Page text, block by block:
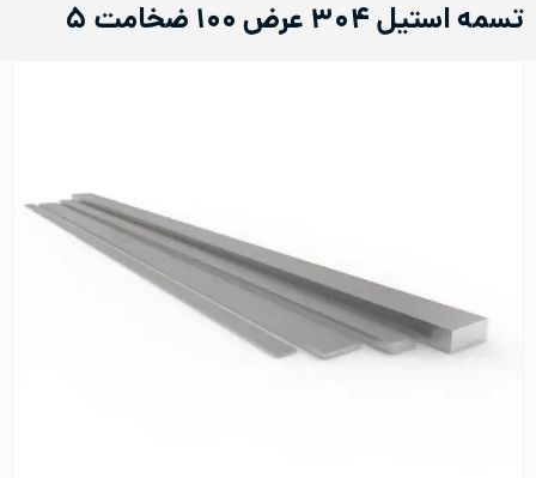
تسمه استیل ۳۰۴ عرض ۱۰۰ ضخامت ۵